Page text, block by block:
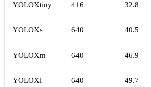
YOLOXtiny 416 32.8
YOLOXs 640 40.5
YOLOXm 640 46.9
YOLOXl 640 49.7